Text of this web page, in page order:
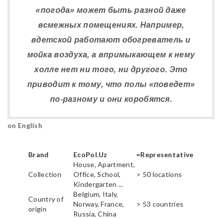
«погода» может быть разной даже
всмежных помещениях. Например,
вдетской работают обогреватель и
мойка воздуха, а впримыкающем к нему
холле нет ни того, ни другого. Это
приводит к тому, что полы «поведет»
по-разному и они коробятся.
on English
Brand EcoPol.Uz =Representative
Collection
House, Apartment,
Office, School,
Kindergarten ...
> 50 locations
Country of
origin
Belgium, Italy,
Norway, France,
Russia, China
> 53 countries